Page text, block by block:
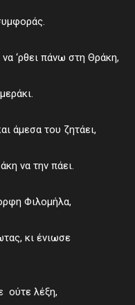
‘ρθει πάνω στη Θράκη,
άμεσα του ζητάει,
να την πάει.
Φιλομήλα,
κι ένιωσε
ούτε λέξη,